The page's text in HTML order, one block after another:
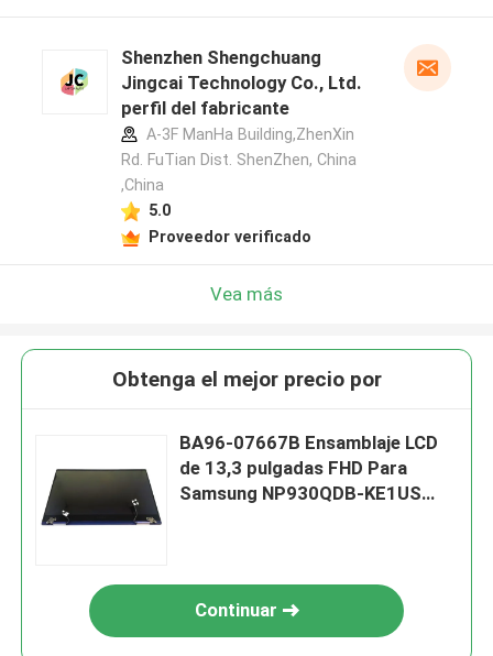
Shenzhen Shengchuang
Jingcai Technology Co., Ltd.
perfil del fabricante
A-3F ManHa Building,ZhenXin
Rd. FuTian Dist. ShenZhen, China
,China
5.0
Proveedor verificado
Vea más
Obtenga el mejor precio por
BA96-07667B Ensamblaje LCD
de 13,3 pulgadas FHD Para
Samsung NP930QDB-KE1US
Continuar